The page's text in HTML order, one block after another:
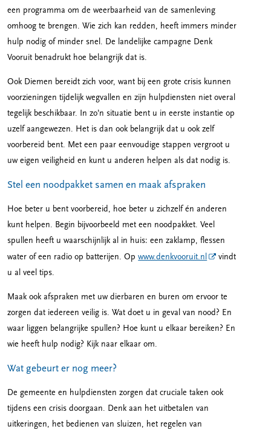
een programma om de weerbaarheid van de samenleving
omhoog te brengen. Wie zich kan redden, heeft immers minder
hulp nodig of minder snel. De landelijke campagne Denk
Vooruit benadrukt hoe belangrijk dat is.
Ook Diemen bereidt zich voor, want bij een grote crisis kunnen
voorzieningen tijdelijk wegvallen en zijn hulpdiensten niet overal
tegelijk beschikbaar. In zo’n situatie bent u in eerste instantie op
uzelf aangewezen. Het is dan ook belangrijk dat u ook zelf
voorbereid bent. Met een paar eenvoudige stappen vergroot u
uw eigen veiligheid en kunt u anderen helpen als dat nodig is.
Stel een noodpakket samen en maak afspraken
Hoe beter u bent voorbereid, hoe beter u zichzelf én anderen
kunt helpen. Begin bijvoorbeeld met een noodpakket. Veel
spullen heeft u waarschijnlijk al in huis: een zaklamp, flessen
water of een radio op batterijen. Opwww.denkvooruit.nl
vindt
u al veel tips.
Maak ook afspraken met uw dierbaren en buren om ervoor te
zorgen dat iedereen veilig is. Wat doet u in geval van nood? En
waar liggen belangrijke spullen? Hoe kunt u elkaar bereiken? En
wie heeft hulp nodig? Kijk naar elkaar om.
Wat gebeurt er nog meer?
De gemeente en hulpdiensten zorgen dat cruciale taken ook
tijdens een crisis doorgaan. Denk aan het uitbetalen van
uitkeringen, het bedienen van sluizen, het regelen van